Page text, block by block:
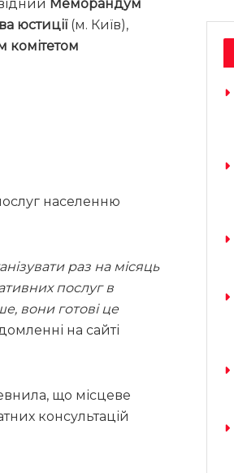
Меморандум
юстиції(м. Київ),
комітетом
населенню
раз на місяць
послуг в
вони готові це
на сайті
що місцеве
консультацій